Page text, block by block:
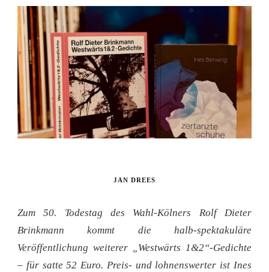
JAN DREES
Zum 50. Todestag des Wahl-Kölners Rolf Dieter
Brinkmann kommt die halb-spektakuläre
Veröffentlichung weiterer „Westwärts 1&2“-Gedichte
– für satte 52 Euro. Preis- und lohnenswerter ist Ines